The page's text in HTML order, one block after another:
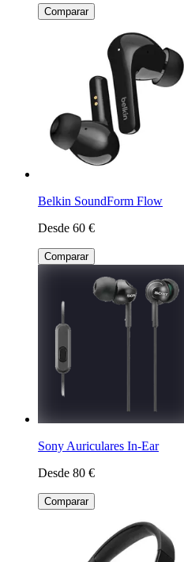
Comparar
Belkin SoundForm Flow
Desde 60 €
Comparar
Sony Auriculares In-Ear
Desde 80 €
Comparar